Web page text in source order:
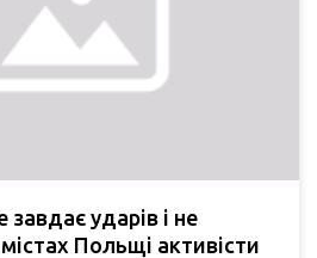
ударів і не
Польщі активісти